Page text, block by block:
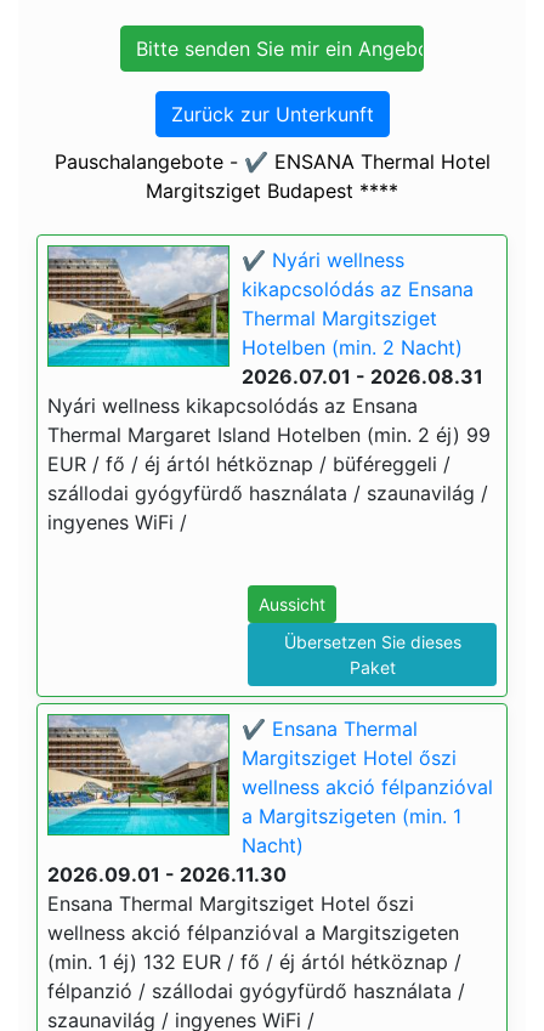
Zurück zur Unterkunft
Pauschalangebote - ✔️ ENSANA Thermal Hotel
Margitsziget Budapest ****
✔️ Nyári wellness
kikapcsolódás az Ensana
Thermal Margitsziget
Hotelben (min. 2 Nacht)
2026.07.01 - 2026.08.31
Nyári wellness kikapcsolódás az Ensana
Thermal Margaret Island Hotelben (min. 2 éj) 99
EUR / fő / éj ártól hétköznap / büféreggeli /
szállodai gyógyfürdő használata / szaunavilág /
ingyenes WiFi /
Aussicht
Übersetzen Sie dieses
Paket
✔️ Ensana Thermal
Margitsziget Hotel őszi
wellness akció félpanzióval
a Margitszigeten (min. 1
Nacht)
2026.09.01 - 2026.11.30
Ensana Thermal Margitsziget Hotel őszi
wellness akció félpanzióval a Margitszigeten
(min. 1 éj) 132 EUR / fő / éj ártól hétköznap /
félpanzió / szállodai gyógyfürdő használata /
szaunavilág / ingyenes WiFi /